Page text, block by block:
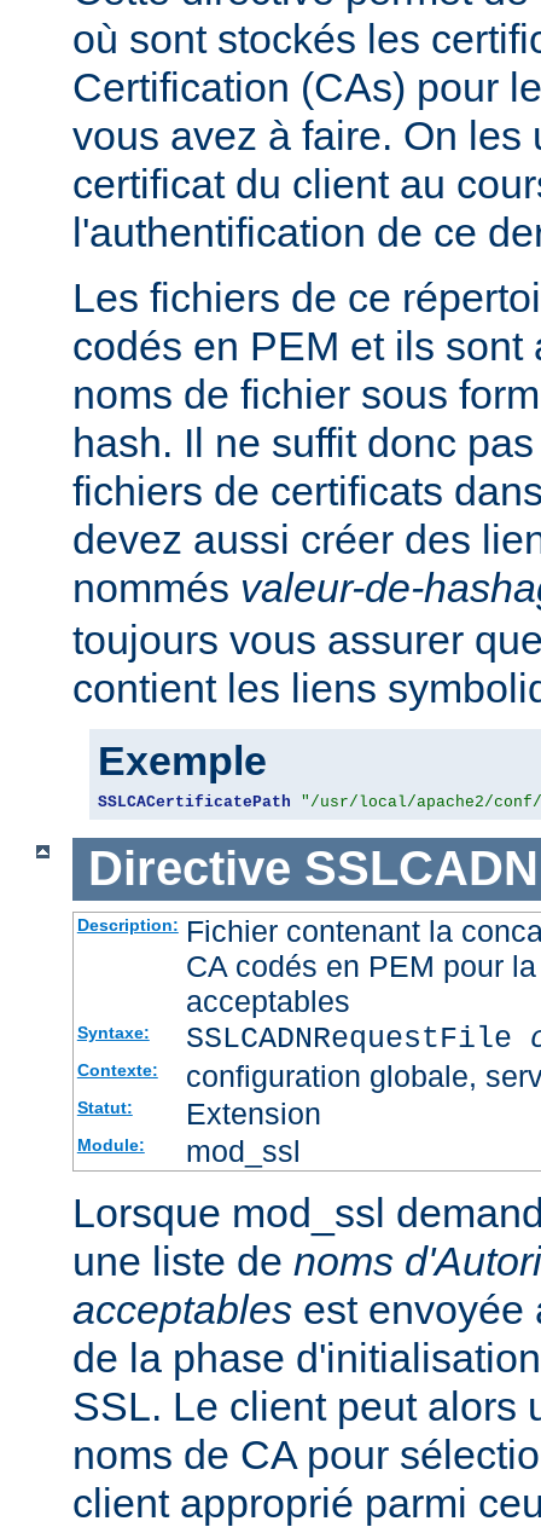
où sont stockés les
Certification (CAs) pour
vous avez à faire. On les
certificat du client au
l'authentification de ce
Les fichiers de ce
codés en PEM et ils sont
noms de fichier sous
hash. Il ne suffit donc
fichiers de certificats
devez aussi créer des
nommés valeur-de-
toujours vous assurer
contient les liens
Exemple
SSLCACertificatePath "/usr/local/apache2/
Directive
Description: Fichier contenant la
CA codés en PEM pour
acceptables
Syntaxe: SSLCADNRequestFile
Contexte: configuration globale,
Statut: Extension
Module: mod_ssl
Lorsque mod_ssl
une liste de noms
acceptables est envoyée
de la phase
SSL. Le client peut alors
noms de CA pour
client approprié parmi